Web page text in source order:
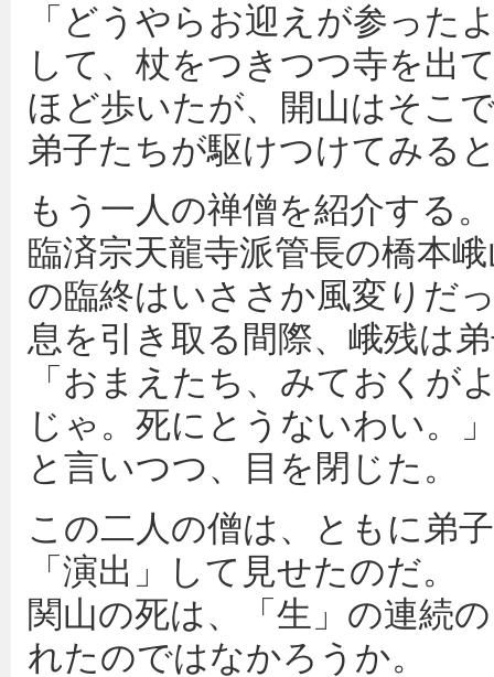
「どうやらお迎えが参った
して、杖をつきつつ寺を出
ほど歩いたが、開山はそこ
弟子たちが駆けつけてみる
もう一人の禅僧を紹介する。
臨済宗天龍寺派管長の橋本
の臨終はいささか風変りだ
息を引き取る間際、峨残は
「おまえたち、みておくが
じゃ。死にとうないわい。
と言いつつ、目を閉じた。
この二人の僧は、ともに弟
「演出」して見せたのだ。
関山の死は、「生」の連続
れたのではなかろうか。